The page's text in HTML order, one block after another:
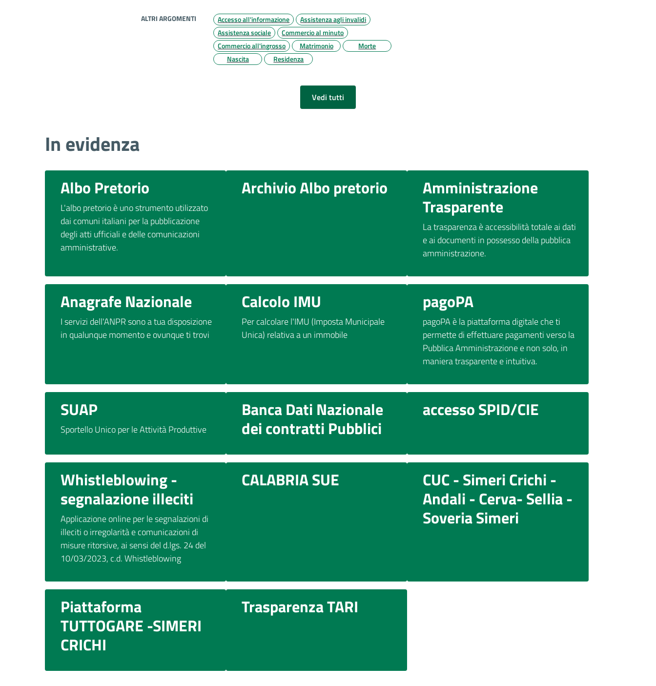
ALTRI ARGOMENTI Accesso all'informazione
Assistenza agli invalidi
Assistenza sociale
Commercio al minuto
Commercio all'ingrosso
Matrimonio
Morte
Nascita
Residenza
Vedi tutti
In evidenza
Albo Pretorio
L'albo pretorio è uno strumento utilizzato
dai comuni italiani per la pubblicazione
degli atti ufficiali e delle comunicazioni
amministrative.
Archivio Albo pretorio
Amministrazione
Trasparente
La trasparenza è accessibilità totale ai dati
e ai documenti in possesso della pubblica
amministrazione.
Anagrafe Nazionale
I servizi dell'ANPR sono a tua disposizione
in qualunque momento e ovunque ti trovi
Calcolo IMU
Per calcolare l'IMU (Imposta Municipale
Unica) relativa a un immobile
pagoPA
pagoPA è la piattaforma digitale che ti
permette di effettuare pagamenti verso la
Pubblica Amministrazione e non solo, in
maniera trasparente e intuitiva.
SUAP
Sportello Unico per le Attività Produttive
Banca Dati Nazionale
dei contratti Pubblici
accesso SPID/CIE
Whistleblowing -
segnalazione illeciti
Applicazione online per le segnalazioni di
illeciti o irregolarità e comunicazioni di
misure ritorsive, ai sensi del d.lgs. 24 del
10/03/2023, c.d. Whistleblowing
CALABRIA SUE
CUC - Simeri Crichi -
Andali - Cerva- Sellia -
Soveria Simeri
Piattaforma
TUTTOGARE -SIMERI
CRICHI
Trasparenza TARI